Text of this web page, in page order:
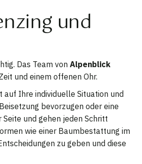
und
Das Team von Alpenblick
und einem offenen Ohr.
auf Ihre individuelle Situation und
bevorzugen oder eine
und gehen jeden Schritt
wie einer Baumbestattung im
zu geben und diese